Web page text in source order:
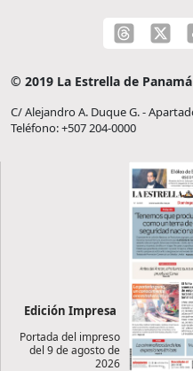
© 2019 La Estrella de Panamá
C/ Alejandro A. Duque G. -
Teléfono: +507 204-0000
Edición Impresa
Portada del impreso
del 9 de agosto de
2026